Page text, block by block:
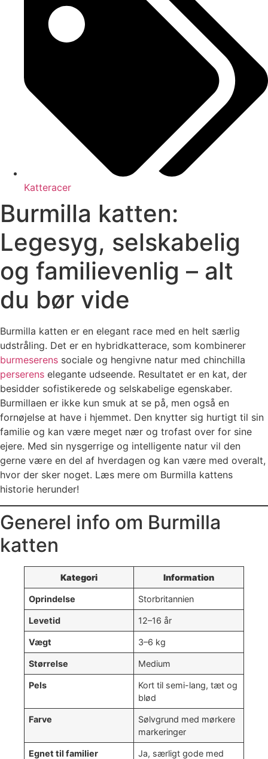
Katteracer
Burmilla katten:
Legesyg, selskabelig
og familievenlig – alt
du bør vide
Burmilla katten er en elegant race med en helt særlig
udstråling. Det er en hybridkatterace, som kombinerer
burmeserens sociale og hengivne natur med chinchilla
perserens elegante udseende. Resultatet er en kat, der
besidder sofistikerede og selskabelige egenskaber.
Burmillaen er ikke kun smuk at se på, men også en
fornøjelse at have i hjemmet. Den knytter sig hurtigt til sin
familie og kan være meget nær og trofast over for sine
ejere. Med sin nysgerrige og intelligente natur vil den
gerne være en del af hverdagen og kan være med overalt,
hvor der sker noget. Læs mere om Burmilla kattens
historie herunder!
Generel info om Burmilla
katten
Kategori Information
Oprindelse Storbritannien
Levetid 12–16 år
Vægt 3–6 kg
Størrelse Medium
Pels
Kort til semi-lang, tæt og
blød
Farve
Sølvgrund med mørkere
markeringer
Egnet til familier
Ja, særligt gode med